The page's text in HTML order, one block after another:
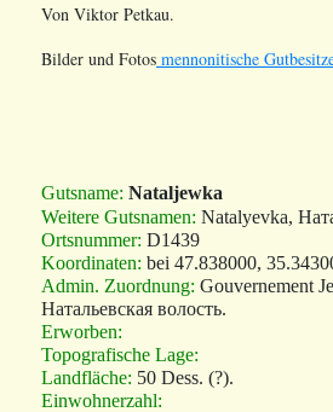
Von Viktor Petkau.
Bilder und Fotos mennonitische
Gutsname: Nataljewka
Weitere Gutsnamen: Natalyevka,
Ortsnummer: D1439
Koordinaten: bei 47.838000,
Admin. Zuordnung: Gouvernement
Натальевская волость.
Erworben:
Topografische Lage:
Landfläche: 50 Dess. (?).
Einwohnerzahl: